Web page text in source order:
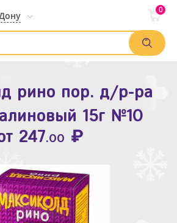
0
рино пор. д/р-ра
15г №10
247.00 ₽
п.п.о. 10мг №10
109.80 ₽